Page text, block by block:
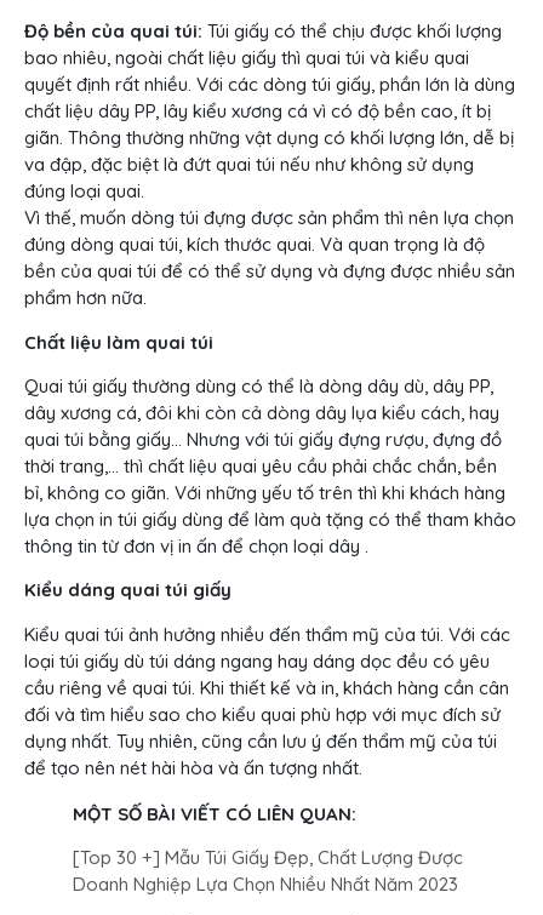
Độ bền của quai túi: Túi giấy có thể chịu được khối lượng
bao nhiêu, ngoài chất liệu giấy thì quai túi và kiểu quai
quyết định rất nhiều. Với các dòng túi giấy, phần lớn là dùng
chất liệu dây PP, lây kiểu xương cá vì có độ bền cao, ít bị
giãn. Thông thường những vật dụng có khối lượng lớn, dễ bị
va đập, đặc biệt là đứt quai túi nếu như không sử dụng
đúng loại quai.
Vì thế, muốn dòng túi đựng được sản phẩm thì nên lựa chọn
đúng dòng quai túi, kích thước quai. Và quan trọng là độ
bền của quai túi để có thể sử dụng và đựng được nhiều sản
phẩm hơn nữa.
Chất liệu làm quai túi
Quai túi giấy thường dùng có thể là dòng dây dù, dây PP,
dây xương cá, đôi khi còn cả dòng dây lụa kiểu cách, hay
quai túi bằng giấy… Nhưng với túi giấy đựng rượu, đựng đồ
thời trang,… thì chất liệu quai yêu cầu phải chắc chắn, bền
bỉ, không co giãn. Với những yếu tố trên thì khi khách hàng
lựa chọn in túi giấy dùng để làm quà tặng có thể tham khảo
thông tin từ đơn vị in ấn để chọn loại dây .
Kiểu dáng quai túi giấy
Kiểu quai túi ảnh hưởng nhiều đến thẩm mỹ của túi. Với các
loại túi giấy dù túi dáng ngang hay dáng dọc đều có yêu
cầu riêng về quai túi. Khi thiết kế và in, khách hàng cần cân
đối và tìm hiểu sao cho kiểu quai phù hợp với mục đích sử
dụng nhất. Tuy nhiên, cũng cần lưu ý đến thẩm mỹ của túi
để tạo nên nét hài hòa và ấn tượng nhất.
MỘT SỐ BÀI VIẾT CÓ LIÊN QUAN:
[Top 30 +] Mẫu Túi Giấy Đẹp, Chất Lượng Được
Doanh Nghiệp Lựa Chọn Nhiều Nhất Năm 2023